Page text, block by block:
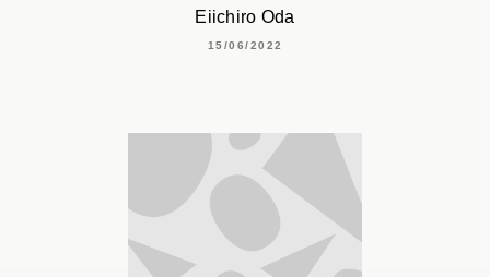
Eiichiro Oda
15/06/2022